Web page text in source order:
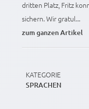
dritten Platz, Fritz
sichern. Wir gratul...
zum ganzen Artikel
KATEGORIE
SPRACHEN